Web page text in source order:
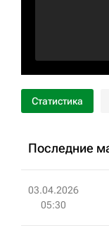
Статистика
Последние
03.04.2026
05:30